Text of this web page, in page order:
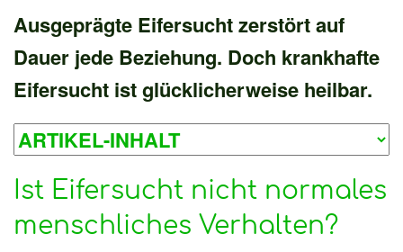
Ausgeprägte Eifersucht zerstört auf
Dauer jede Beziehung. Doch krankhafte
Eifersucht ist glücklicherweise heilbar.
Ist Eifersucht nicht normales
menschliches Verhalten?